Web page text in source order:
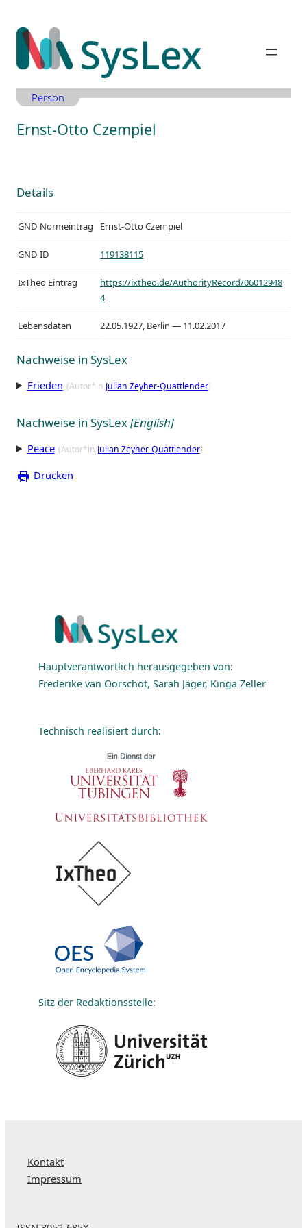
Inhalt
springen
Person
Ernst-Otto Czempiel
Details
GND Normeintrag Ernst-Otto Czempiel
GND ID 119138115
IxTheo Eintrag
https://ixtheo.de/AuthorityRecord/06012948
4
Lebensdaten 22.05.1927, Berlin — 11.02.2017
Nachweise in SysLex
Frieden (Autor*in Julian Zeyher-Quattlender)
Nachweise in SysLex[English]
Peace (Autor*in Julian Zeyher-Quattlender)
Drucken
Hauptverantwortlich herausgegeben von:
Frederike van Oorschot, Sarah Jäger, Kinga Zeller
Technisch realisiert durch:
Sitz der Redaktionsstelle:
Kontakt
Impressum